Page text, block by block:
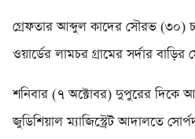
গ্রেফতার আব্দুল কাদের সৌরভ (৩০)
ওয়ার্ডের লামচর গ্রামের সর্দার
শনিবার (৭ অক্টোবর) দুপুরের দিকে
জুডিশিয়াল ম্যাজিস্ট্রেট আদালতে